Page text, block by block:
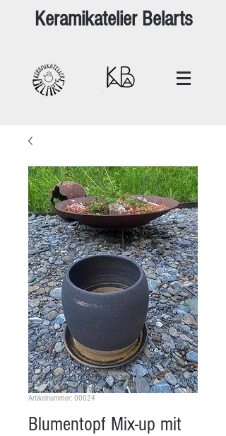
Keramikatelier Belarts
Artikelnummer: 00024
Blumentopf Mix-up mit